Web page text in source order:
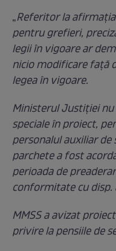
„Referitor la
pentru grefieri,
legii în vigoare ar
nicio modificare faţă
legea în vigoare.
Ministerul Justiției
speciale în proiect,
personalul auxiliar
parchete a fost
perioada de
conformitate cu
MMSS a avizat
privire la pensiile de